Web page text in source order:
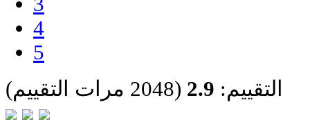
4
5
التقييم: 2.9 (2048 مرات التقييم)